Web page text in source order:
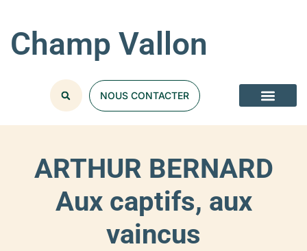
Champ Vallon
NOUS CONTACTER
ARTHUR BERNARD
Aux captifs, aux
vaincus